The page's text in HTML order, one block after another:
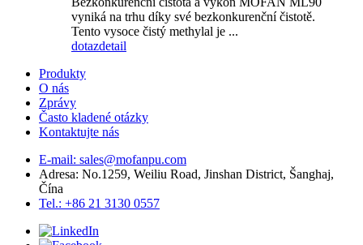
vyniká na trhu díky své bezkonkurenční čistotě.
Tento vysoce čistý methylal je ...
dotazdetail
Produkty
O nás
Zprávy
Často kladené otázky
Kontaktujte nás
E-mail: sales@mofanpu.com
Adresa: No.1259, Weiliu Road, Jinshan District, Šanghaj,
Čína
Tel.: +86 21 3130 0557